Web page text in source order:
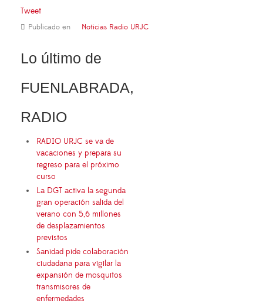
Tweet
Publicado en Noticias Radio URJC
Lo último de
FUENLABRADA,
RADIO
RADIO URJC se va de
vacaciones y prepara su
regreso para el próximo
curso
La DGT activa la segunda
gran operación salida del
verano con 5,6 millones
de desplazamientos
previstos
Sanidad pide colaboración
ciudadana para vigilar la
expansión de mosquitos
transmisores de
enfermedades